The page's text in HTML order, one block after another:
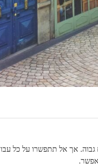
גבוה. אך אל תתפשרו על כל